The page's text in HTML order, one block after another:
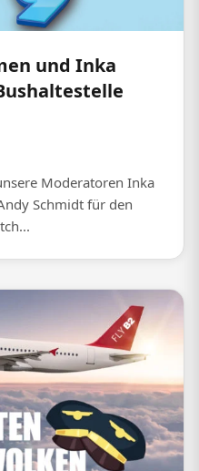
und Inka
Moderatoren Inka
Schmidt für den